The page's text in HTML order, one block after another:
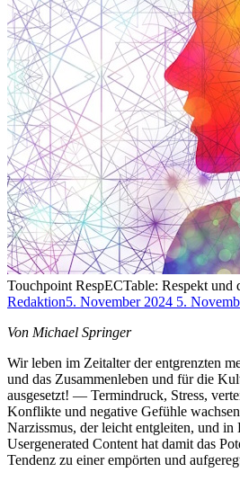
Touchpoint RespECTable: Respekt
Redaktion5. November 2024 5.
Von Michael Springer
Wir leben im Zeitalter der entgrenzten
und das Zusammenleben und für die
ausgesetzt! — Termindruck, Stress,
Konflikte und negative Gefühle
Narzissmus, der leicht entgleiten, und in
Usergenerated Content hat damit das
Tendenz zu einer empörten und